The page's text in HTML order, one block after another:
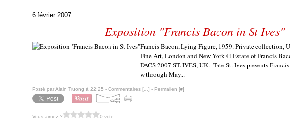
6 février 2007
Exposition "Francis Bacon in St Ives"
Francis Bacon, Lying Figure, 1959. Private collection,
Fine Art, London and New York © Estate of Francis
DACS 2007 ST. IVES, UK.- Tate St. Ives presents
w through May...
Posté par Alain Truong à 22:25 - Commentaires [ ] - Permalien [#]
Vous aimez ? 0 vote